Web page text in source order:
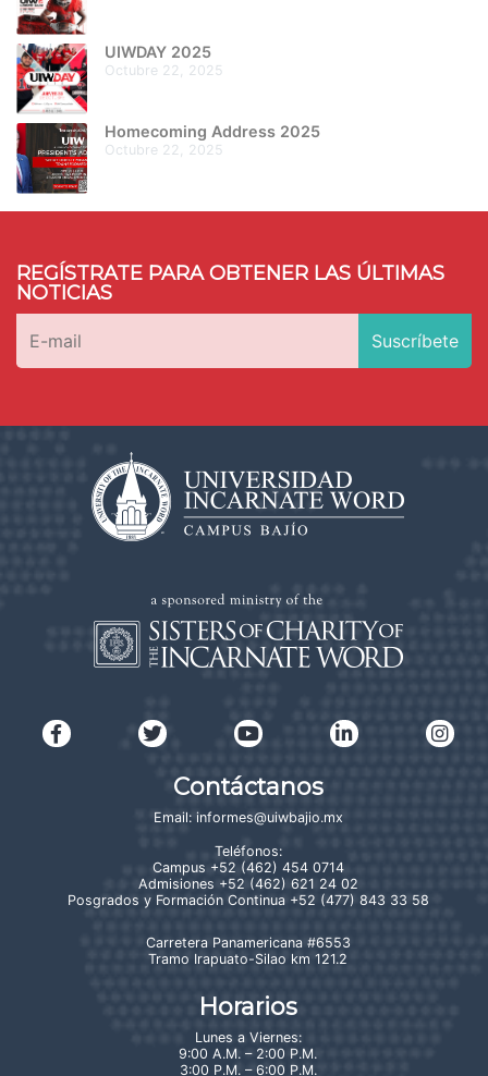
UIWDAY 2025
octubre 22, 2025
Homecoming Address 2025
octubre 22, 2025
REGÍSTRATE PARA OBTENER LAS ÚLTIMAS
NOTICIAS
Contáctanos
Email: informes@uiwbajio.mx
Teléfonos:
Campus +52 (462) 454 0714
Admisiones +52 (462) 621 24 02
Posgrados y Formación Continua +52 (477) 843 33 58
Carretera Panamericana #6553
Tramo Irapuato-Silao km 121.2
Horarios
Lunes a Viernes:
9:00 A.M. – 2:00 P.M.
3:00 P.M. – 6:00 P.M.